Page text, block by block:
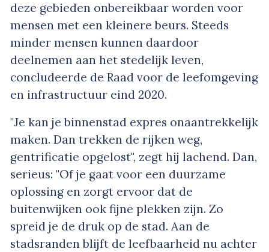
deze gebieden onbereikbaar worden voor
mensen met een kleinere beurs. Steeds
minder mensen kunnen daardoor
deelnemen aan het stedelijk leven,
concludeerde de Raad voor de leefomgeving
en infrastructuur eind 2020.
"Je kan je binnenstad expres onaantrekkelijk
maken. Dan trekken de rijken weg,
gentrificatie opgelost", zegt hij lachend. Dan,
serieus: "Of je gaat voor een duurzame
oplossing en zorgt ervoor dat de
buitenwijken ook fijne plekken zijn. Zo
spreid je de druk op de stad. Aan de
stadsranden blijft de leefbaarheid nu achter